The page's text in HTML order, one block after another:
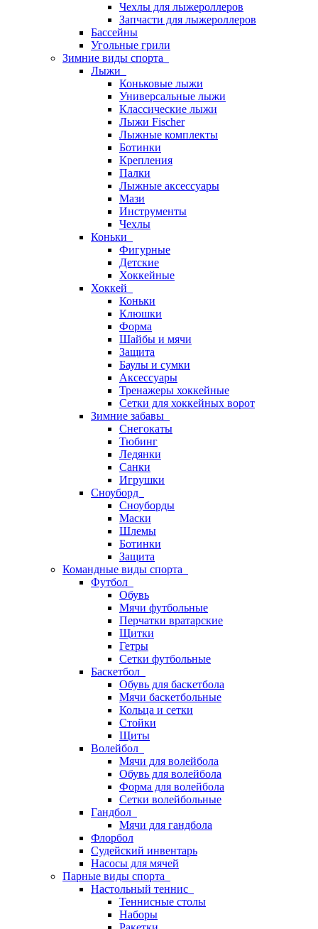
Чехлы для лыжероллеров
Запчасти для лыжероллеров
Бассейны
Угольные грили
Зимние виды спорта
Лыжи
Коньковые лыжи
Универсальные лыжи
Классические лыжи
Лыжи Fischer
Лыжные комплекты
Ботинки
Крепления
Палки
Лыжные аксессуары
Мази
Инструменты
Чехлы
Коньки
Фигурные
Детские
Хоккейные
Хоккей
Коньки
Клюшки
Форма
Шайбы и мячи
Защита
Баулы и сумки
Аксессуары
Тренажеры хоккейные
Сетки для хоккейных ворот
Зимние забавы
Снегокаты
Тюбинг
Ледянки
Санки
Игрушки
Сноуборд
Сноуборды
Маски
Шлемы
Ботинки
Защита
Командные виды спорта
Футбол
Обувь
Мячи футбольные
Перчатки вратарские
Щитки
Гетры
Сетки футбольные
Баскетбол
Обувь для баскетбола
Мячи баскетбольные
Кольца и сетки
Стойки
Щиты
Волейбол
Мячи для волейбола
Обувь для волейбола
Форма для волейбола
Сетки волейбольные
Гандбол
Мячи для гандбола
Флорбол
Судейский инвентарь
Насосы для мячей
Парные виды спорта
Настольный теннис
Теннисные столы
Наборы